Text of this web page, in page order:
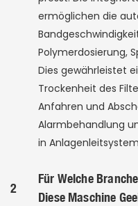
ermöglichen die
Polymerdosierung,
Dies gewährleistet
Trockenheit des
Anfahren und
Alarmbehandlung
in
2
Für Welche
Diese Maschine